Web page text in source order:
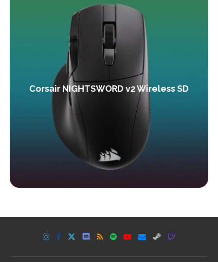
Corsair NIGHTSWORD v2 Wireless SD